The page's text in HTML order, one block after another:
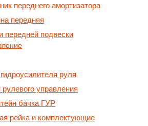
переднего амортизатора
передняя
передней подвески
руля
управления
бачка ГУР
рейка и комплектующие